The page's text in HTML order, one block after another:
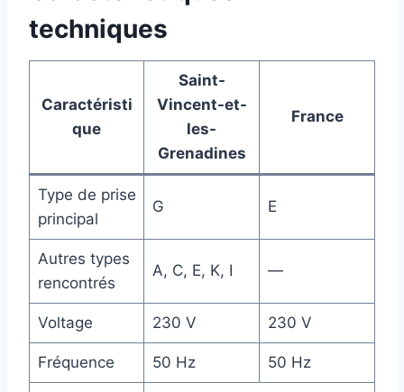
techniques
Caractéristi
que
Saint-
Vincent-et-
les-
Grenadines
France
Type de prise
principal
G E
Autres types
rencontrés
A, C, E, K, I —
Voltage 230 V 230 V
Fréquence 50 Hz 50 Hz